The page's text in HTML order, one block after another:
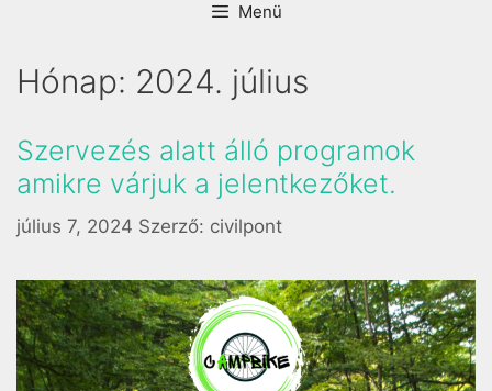
Menü
Hónap: 2024. július
Szervezés alatt álló programok
amikre várjuk a jelentkezőket.
július 7, 2024 Szerző: civilpont